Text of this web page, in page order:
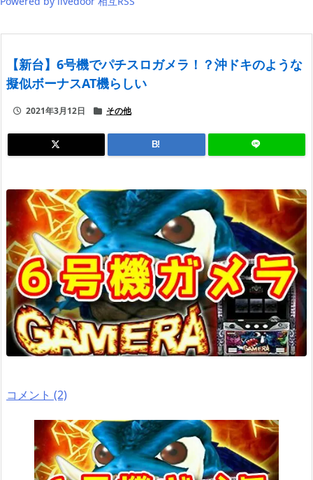
【新台】6号機でパチスロガメラ！？沖ドキのような
擬似ボーナスAT機らしい
2021年3月12日 その他
B!
コメント (2)